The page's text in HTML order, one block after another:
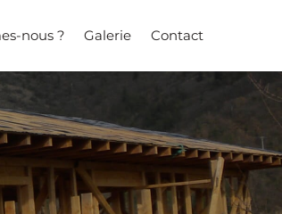
nous ? Galerie Contact